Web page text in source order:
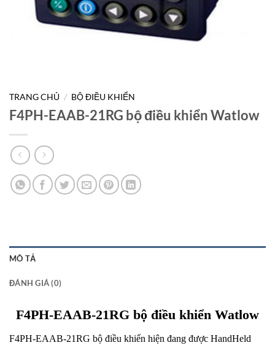
TRANG CHỦ / BỘ ĐIỀU KHIỂN
F4PH-EAAB-21RG bộ điều khiển Watlow
MÔ TẢ
ĐÁNH GIÁ (0)
F4PH-EAAB-21RG bộ điều khiển Watlow
F4PH-EAAB-21RG bộ điều khiển hiện đang được HandHeld